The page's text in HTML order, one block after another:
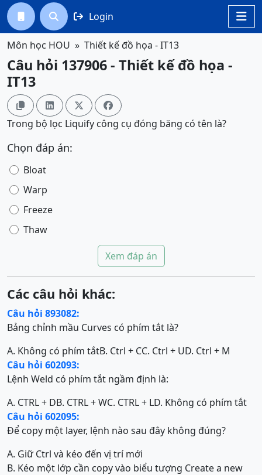

  Login
Môn học HOU Thiết kế đồ họa - IT13
Câu hỏi 137906 - Thiết kế đồ họa -
IT13
   
Trong bộ lọc Liquify công cụ đóng băng có tên là?
Chọn đáp án:
Bloat
Warp
Freeze
Thaw
Xem đáp án
Các câu hỏi khác:
Câu hỏi 893082:
Bảng chỉnh mầu Curves có phím tắt là?
A. Không có phím tắtB. Ctrl + CC. Ctrl + UD. Ctrl + M
Câu hỏi 602093:
Lệnh Weld có phím tắt ngầm định là:
A. CTRL + DB. CTRL + WC. CTRL + LD. Không có phím tắt
Câu hỏi 602095:
Để copy một layer, lệnh nào sau đây không đúng?
A. Giữ Ctrl và kéo đến vị trí mới
B. Kéo một lớp cần copy vào biểu tượng Create a new